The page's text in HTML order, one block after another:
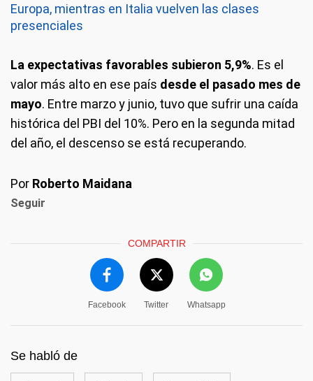
Europa, mientras en Italia vuelven las clases
presenciales
La expectativas favorables subieron 5,9%. Es el
valor más alto en ese país desde el pasado mes de
mayo. Entre marzo y junio, tuvo que sufrir una caída
histórica del PBI del 10%. Pero en la segunda mitad
del año, el descenso se está recuperando.
Por Roberto Maidana
Seguir
COMPARTIR
Facebook Twitter Whatsapp
Se habló de